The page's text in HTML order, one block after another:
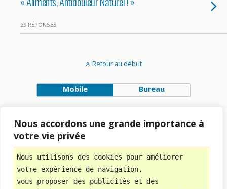
Nous accordons une grande importance à
votre vie privée
Nous utilisons des cookies pour améliorer
votre expérience de navigation,
vous proposer des publicités et des
29 RÉPONSES
Retour au début
Mobile Bureau
WPtouch Mobile Suite for WordPress